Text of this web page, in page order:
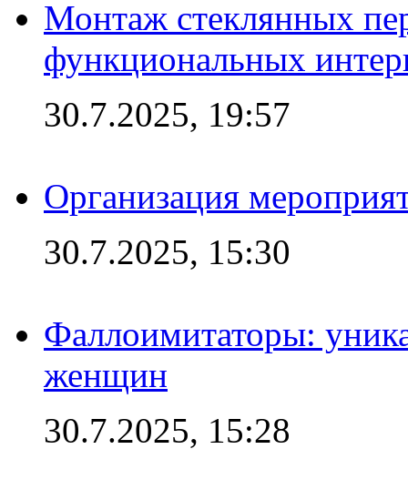
Монтаж стеклянных
функциональных
30.7.2025, 19:57
Организация
30.7.2025, 15:30
Фаллоимитаторы:
женщин
30.7.2025, 15:28